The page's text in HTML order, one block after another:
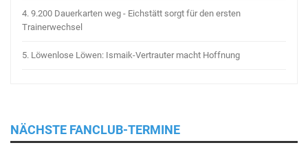
4. 9.200 Dauerkarten weg - Eichstätt sorgt für den ersten
Trainerwechsel
5. Löwenlose Löwen: Ismaik-Vertrauter macht Hoffnung
NÄCHSTE FANCLUB-TERMINE